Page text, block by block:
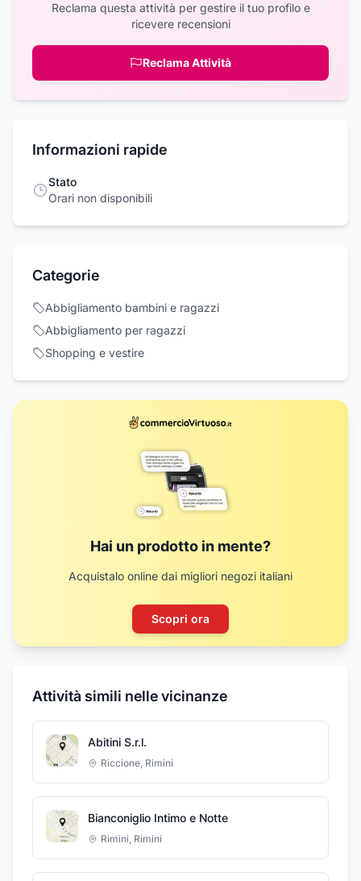
Reclama questa attività per gestire il tuo profilo e
ricevere recensioni
Reclama Attività
Informazioni rapide
Stato
Orari non disponibili
Categorie
Abbigliamento bambini e ragazzi
Abbigliamento per ragazzi
Shopping e vestire
Hai un prodotto in mente?
Acquistalo online dai migliori negozi italiani
Scopri ora
Attività simili nelle vicinanze
Abitini S.r.l.
Riccione, Rimini
Bianconiglio Intimo e Notte
Rimini, Rimini